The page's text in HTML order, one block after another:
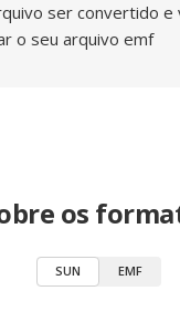
ser convertido e
o seu arquivo emf
os
SUN EMF